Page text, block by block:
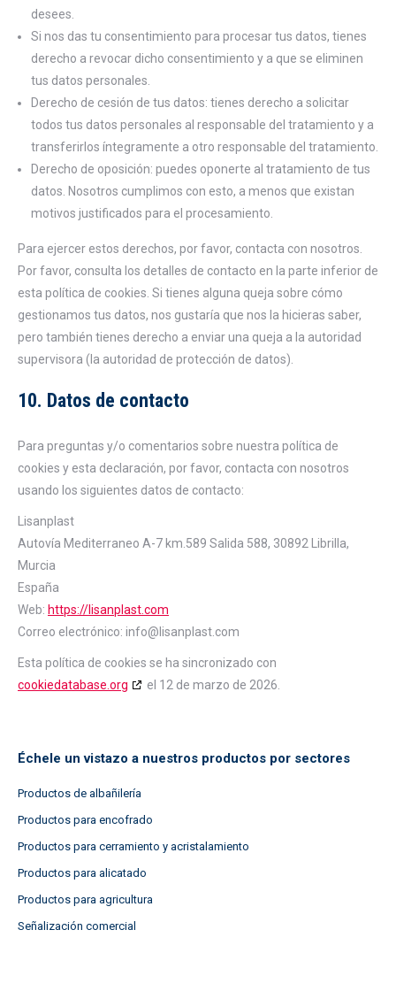
desees.
Si nos das tu consentimiento para procesar tus datos, tienes
derecho a revocar dicho consentimiento y a que se eliminen
tus datos personales.
Derecho de cesión de tus datos: tienes derecho a solicitar
todos tus datos personales al responsable del tratamiento y a
transferirlos íntegramente a otro responsable del tratamiento.
Derecho de oposición: puedes oponerte al tratamiento de tus
datos. Nosotros cumplimos con esto, a menos que existan
motivos justificados para el procesamiento.
Para ejercer estos derechos, por favor, contacta con nosotros.
Por favor, consulta los detalles de contacto en la parte inferior de
esta política de cookies. Si tienes alguna queja sobre cómo
gestionamos tus datos, nos gustaría que nos la hicieras saber,
pero también tienes derecho a enviar una queja a la autoridad
supervisora (la autoridad de protección de datos).
10. Datos de contacto
Para preguntas y/o comentarios sobre nuestra política de
cookies y esta declaración, por favor, contacta con nosotros
usando los siguientes datos de contacto:
Lisanplast
Autovía Mediterraneo A-7 km.589 Salida 588, 30892 Librilla,
Murcia
España
Web: https://lisanplast.com
Correo electrónico: info@ lisanplast.com
Esta política de cookies se ha sincronizado con
cookiedatabase.org
el 12 de marzo de 2026.
Échele un vistazo a nuestros productos por sectores
Productos de albañilería
Productos para encofrado
Productos para cerramiento y acristalamiento
Productos para alicatado
Productos para agricultura
Señalización comercial